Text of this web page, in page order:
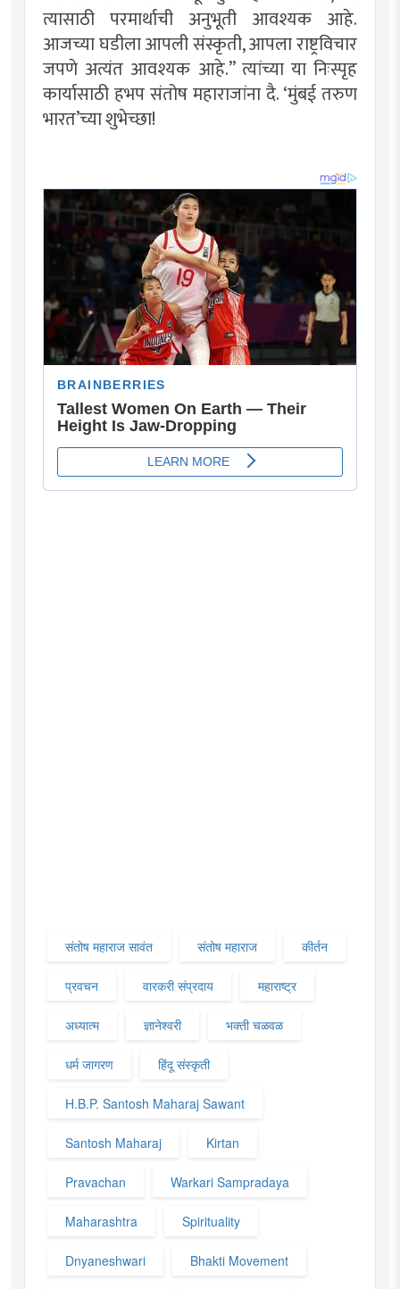
त्यासाठी परमार्थाची अनुभूती आवश्यक आहे.
आजच्या घडीला आपली संस्कृती, आपला राष्ट्रविचार
जपणे अत्यंत आवश्यक आहे.” त्यांच्या या निःस्पृह
कार्यासाठी हभप संतोष महाराजांना दै. ‘मुंबई तरुण
भारत’च्या शुभेच्छा!
संतोष महाराज सावंत संतोष महाराज कीर्तन
प्रवचन वारकरी संप्रदाय महाराष्ट्र
अध्यात्म ज्ञानेश्वरी भक्ती चळवळ
धर्म जागरण हिंदू संस्कृती
H.B.P. Santosh Maharaj Sawant
Santosh Maharaj Kirtan
Pravachan Warkari Sampradaya
Maharashtra Spirituality
Dnyaneshwari Bhakti Movement